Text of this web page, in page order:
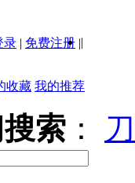
录 | 免费注册 ||
收藏 我的推荐
索 ：